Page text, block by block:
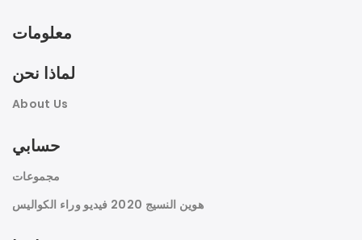
معلومات
لماذا نحن
About Us
حسابي
مجموعات
هوين النسيج 2020 فيديو وراء الكواليس